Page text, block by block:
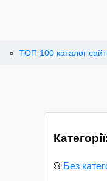
ТОП 100 каталог
⛻ Без